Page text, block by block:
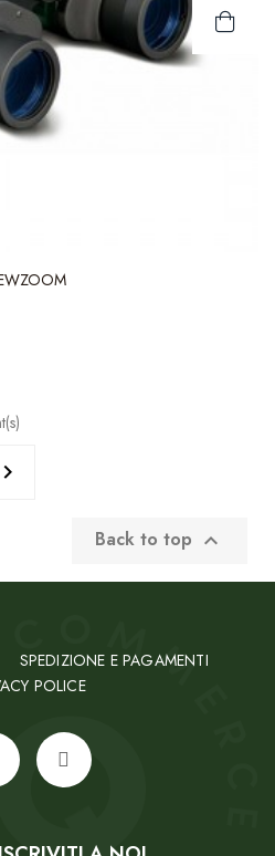

Back to top 
SPEDIZIONE E PAGAMENTI
POLICE